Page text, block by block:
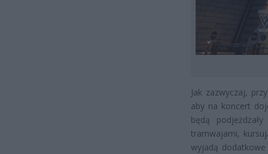
Jak zazwyczaj,
aby na koncert
będą
tramwajami,
wyjadą dodatkowe